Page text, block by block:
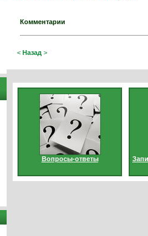
Комментарии
< Назад >
Вопросы-ответы